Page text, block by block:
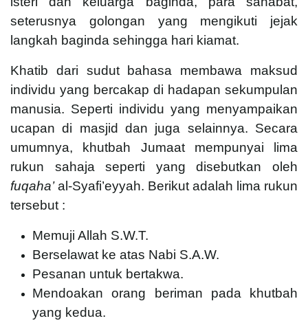
seterusnya golongan yang mengikuti jejak
langkah baginda sehingga hari kiamat.
Khatib dari sudut bahasa membawa maksud
individu yang bercakap di hadapan sekumpulan
manusia. Seperti individu yang menyampaikan
ucapan di masjid dan juga selainnya. Secara
umumnya, khutbah Jumaat mempunyai lima
rukun sahaja seperti yang disebutkan oleh
fuqaha’al-Syafi’eyyah. Berikut adalah lima rukun
tersebut :
Memuji Allah S.W.T.
Berselawat ke atas Nabi S.A.W.
Pesanan untuk bertakwa.
Mendoakan orang beriman pada khutbah
yang kedua.